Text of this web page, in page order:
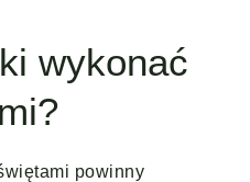
wykonać
powinny